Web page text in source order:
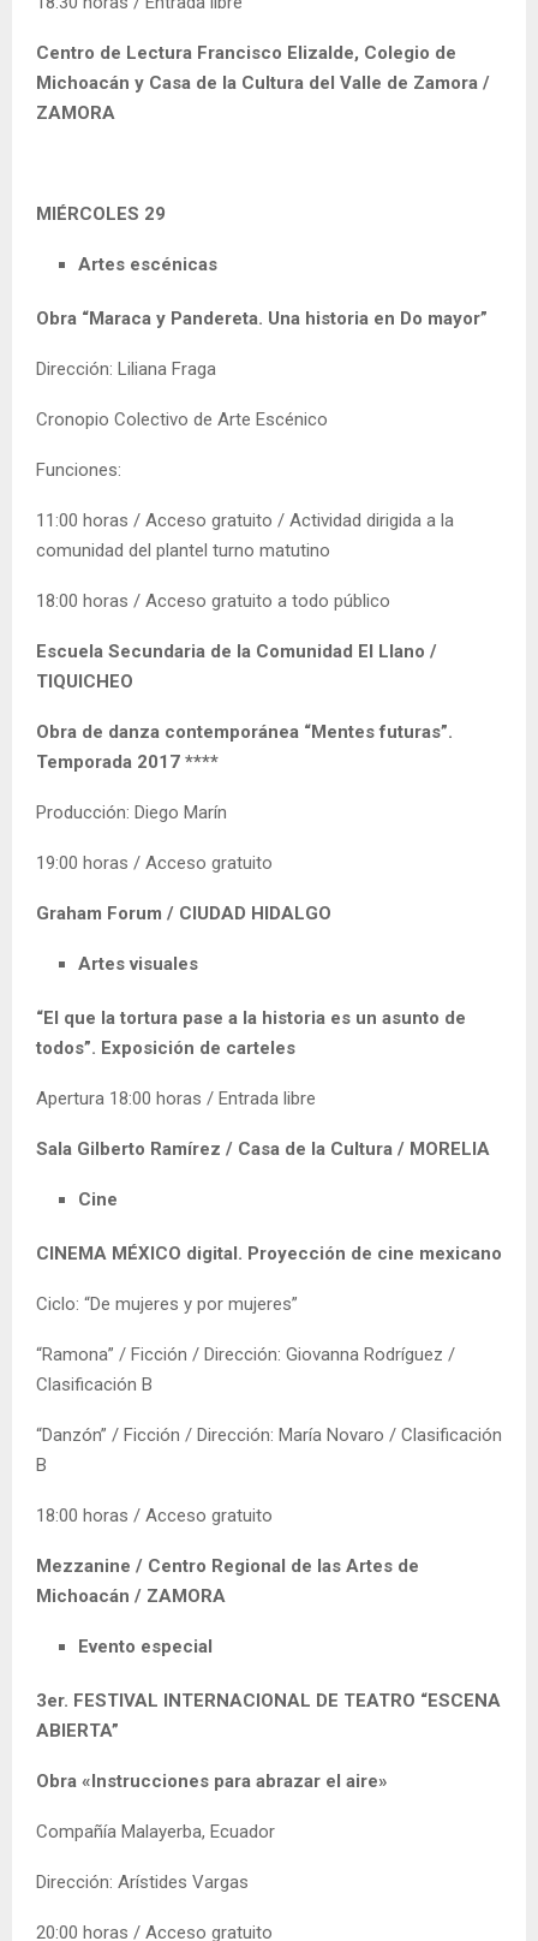
Centro de Lectura Francisco Elizalde, Colegio de
Michoacán y Casa de la Cultura del Valle de Zamora /
ZAMORA
MIÉRCOLES 29
Artes escénicas
Obra “Maraca y Pandereta. Una historia en Do mayor”
Dirección: Liliana Fraga
Cronopio Colectivo de Arte Escénico
Funciones:
11:00 horas / Acceso gratuito / Actividad dirigida a la
comunidad del plantel turno matutino
18:00 horas / Acceso gratuito a todo público
Escuela Secundaria de la Comunidad El Llano /
TIQUICHEO
Obra de danza contemporánea “Mentes futuras”.
Temporada 2017 ****
Producción: Diego Marín
19:00 horas / Acceso gratuito
Graham Forum / CIUDAD HIDALGO
Artes visuales
“El que la tortura pase a la historia es un asunto de
todos”. Exposición de carteles
Apertura 18:00 horas / Entrada libre
Sala Gilberto Ramírez / Casa de la Cultura / MORELIA
Cine
CINEMA MÉXICO digital. Proyección de cine mexicano
Ciclo: “De mujeres y por mujeres”
“Ramona” / Ficción / Dirección: Giovanna Rodríguez /
Clasificación B
“Danzón” / Ficción / Dirección: María Novaro / Clasificación
B
18:00 horas / Acceso gratuito
Mezzanine / Centro Regional de las Artes de
Michoacán / ZAMORA
Evento especial
3er. FESTIVAL INTERNACIONAL DE TEATRO “ESCENA
ABIERTA”
Obra «Instrucciones para abrazar el aire»
Compañía Malayerba, Ecuador
Dirección: Arístides Vargas
20:00 horas / Acceso gratuito